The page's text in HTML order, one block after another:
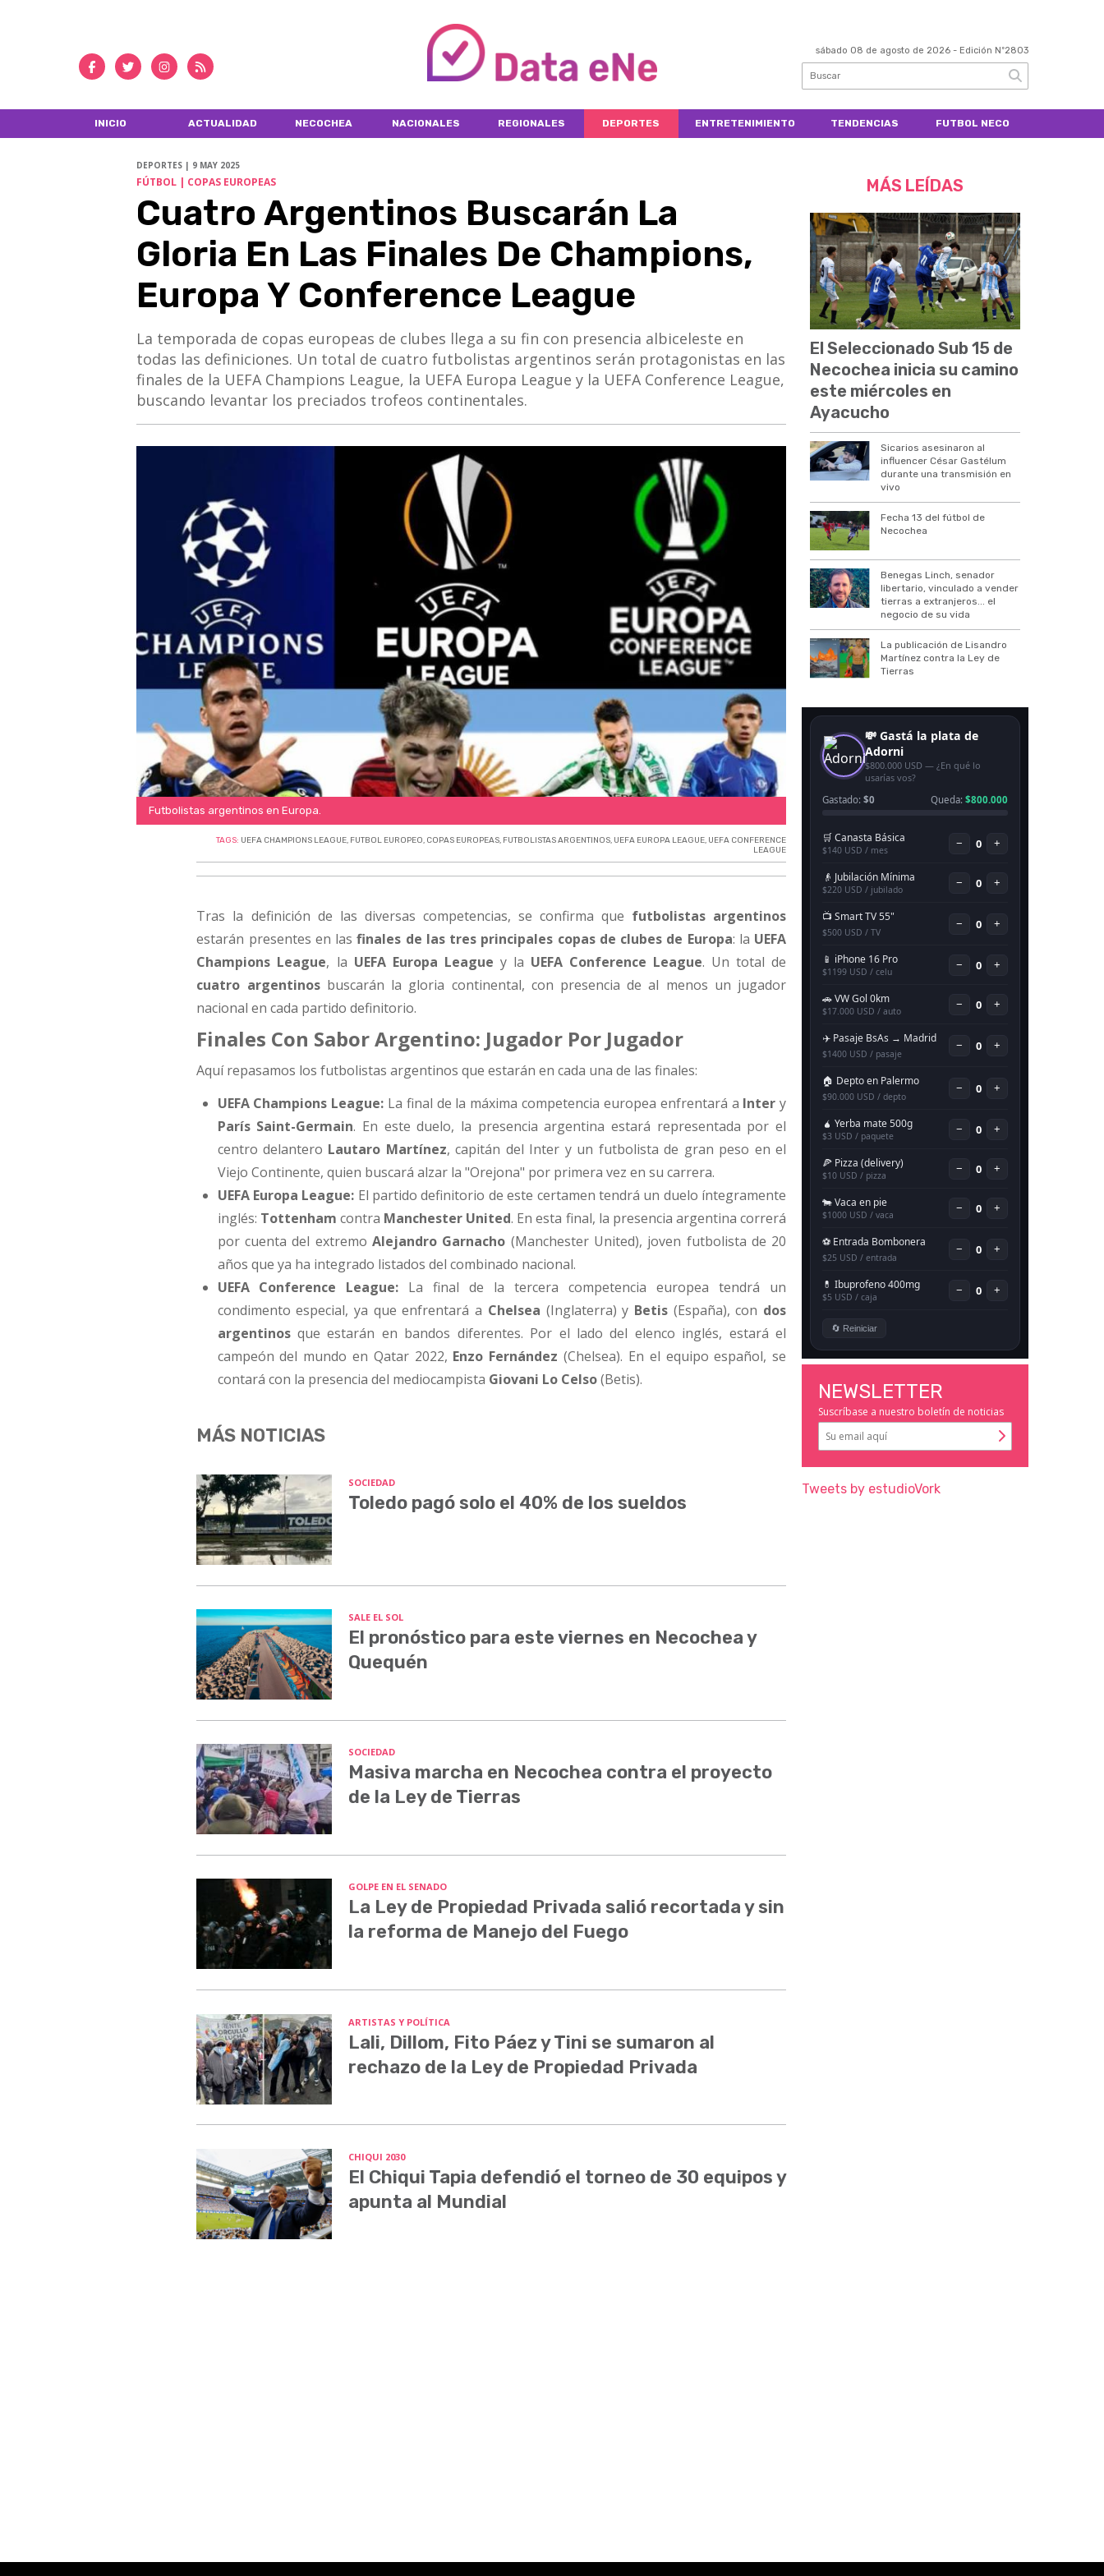
sábado 08 de agosto de 2026 - Edición Nº2803
INICIO ACTUALIDAD NECOCHEA NACIONALES REGIONALES DEPORTES ENTRETENIMIENTO TENDENCIAS FUTBOL NECO
DEPORTES | 9 MAY 2025
FÚTBOL | COPAS EUROPEAS
Cuatro Argentinos Buscarán La
Gloria En Las Finales De Champions,
Europa Y Conference League
La temporada de copas europeas de clubes llega a su fin con presencia albiceleste en
todas las definiciones. Un total de cuatro futbolistas argentinos serán protagonistas en las
finales de la UEFA Champions League, la UEFA Europa League y la UEFA Conference League,
buscando levantar los preciados trofeos continentales.
Futbolistas argentinos en Europa.
TAGS: UEFA CHAMPIONS LEAGUE, FUTBOL EUROPEO, COPAS EUROPEAS, FUTBOLISTAS ARGENTINOS, UEFA EUROPA LEAGUE, UEFA CONFERENCE
LEAGUE
Tras la definición de las diversas competencias, se confirma que futbolistas argentinos
estarán presentes en lasfinales de las tres principales copas de clubes de Europa: la UEFA
Champions League, la UEFA Europa League y la UEFA Conference League. Un total de
cuatro argentinosbuscarán la gloria continental, con presencia de al menos un jugador
nacional en cada partido definitorio.
Finales Con Sabor Argentino: Jugador Por Jugador
Aquí repasamos los futbolistas argentinos que estarán en cada una de las finales:
UEFA Champions League: La final de la máxima competencia europea enfrentará a Inter y
París Saint-Germain. En este duelo, la presencia argentina estará representada por el
centro delantero Lautaro Martínez, capitán del Inter y un futbolista de gran peso en el
Viejo Continente, quien buscará alzar la "Orejona" por primera vez en su carrera.
UEFA Europa League: El partido definitorio de este certamen tendrá un duelo íntegramente
inglés: Tottenham contra Manchester United. En esta final, la presencia argentina correrá
por cuenta del extremo Alejandro Garnacho (Manchester United), joven futbolista de 20
años que ya ha integrado listados del combinado nacional.
UEFA Conference League: La final de la tercera competencia europea tendrá un
condimento especial, ya que enfrentará a Chelsea (Inglaterra) y Betis (España), con dos
argentinosque estarán en bandos diferentes. Por el lado del elenco inglés, estará el
campeón del mundo en Qatar 2022, Enzo Fernández (Chelsea). En el equipo español, se
contará con la presencia del mediocampista Giovani Lo Celso(Betis).
MÁS NOTICIAS
SOCIEDAD
Toledo pagó solo el 40% de los sueldos
SALE EL SOL
El pronóstico para este viernes en Necochea y
Quequén
SOCIEDAD
Masiva marcha en Necochea contra el proyecto
de la Ley de Tierras
GOLPE EN EL SENADO
La Ley de Propiedad Privada salió recortada y sin
la reforma de Manejo del Fuego
ARTISTAS Y POLÍTICA
Lali, Dillom, Fito Páez y Tini se sumaron al
rechazo de la Ley de Propiedad Privada
CHIQUI 2030
El Chiqui Tapia defendió el torneo de 30 equipos y
apunta al Mundial
MÁS LEÍDAS
El Seleccionado Sub 15 de
Necochea inicia su camino
este miércoles en
Ayacucho
Sicarios asesinaron al
influencer César Gastélum
durante una transmisión en
vivo
Fecha 13 del fútbol de
Necochea
Benegas Linch, senador
libertario, vinculado a vender
tierras a extranjeros... el
negocio de su vida
La publicación de Lisandro
Martínez contra la Ley de
Tierras
NEWSLETTER
Suscríbase a nuestro boletín de noticias
Tweets by estudioVork